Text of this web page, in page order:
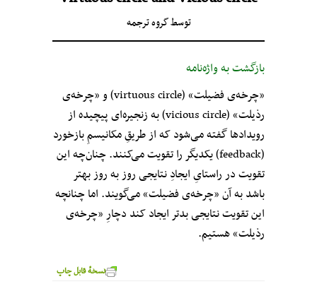
توسطگروه ترجمه
بازگشت به واژه‌نامه
«چرخه‌ی فضیلت» (virtuous circle) و «چرخه‌ی
رذیلت» (vicious circle) به زنجیره‌ای پیچیده از
رویدادها گفته می‌شود که از طریقِ مکانیسمِ بازخورد
(feedback) یکدیگر را تقویت می‌کنند. چنان‌چه این
تقویت در راستایِ ایجادِ نتایجی روز به روز بهتر
باشد به آن «چرخه‌ی فضیلت» می‌گویند. اما چنانچه
این تقویت نتایجی بدتر ایجاد کند دچارِ «چرخه‌ی
رذیلت» هستیم.
نسخهٔ قابل چاپ